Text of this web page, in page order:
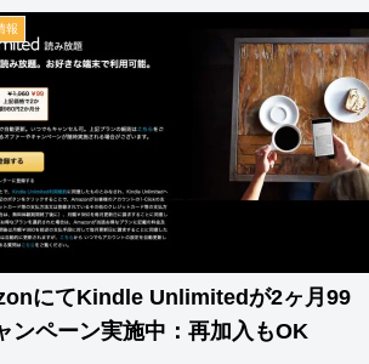
報
にてKindle Unlimitedが2ヶ月99
ンペーン実施中：再加入もOK